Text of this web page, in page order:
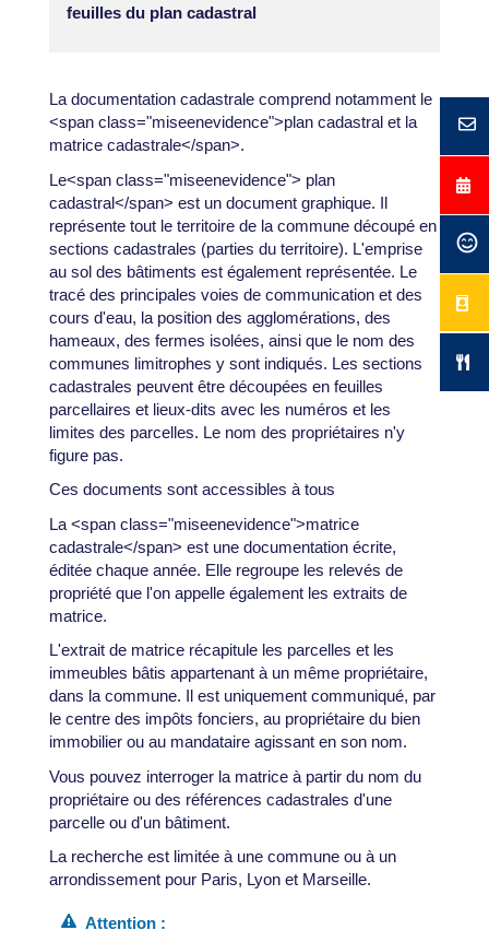
feuilles du plan cadastral
La documentation cadastrale comprend notamment le
<span class="miseenevidence">plan cadastral et la
matrice cadastrale</span>.
Le<span class="miseenevidence"> plan
cadastral</span> est un document graphique. Il
représente tout le territoire de la commune découpé en
sections cadastrales (parties du territoire). L'emprise
au sol des bâtiments est également représentée. Le
tracé des principales voies de communication et des
cours d'eau, la position des agglomérations, des
hameaux, des fermes isolées, ainsi que le nom des
communes limitrophes y sont indiqués. Les sections
cadastrales peuvent être découpées en feuilles
parcellaires et lieux-dits avec les numéros et les
limites des parcelles. Le nom des propriétaires n'y
figure pas.
Ces documents sont accessibles à tous
La <span class="miseenevidence">matrice
cadastrale</span> est une documentation écrite,
éditée chaque année. Elle regroupe les relevés de
propriété que l'on appelle également les extraits de
matrice.
L'extrait de matrice récapitule les parcelles et les
immeubles bâtis appartenant à un même propriétaire,
dans la commune. Il est uniquement communiqué, par
le centre des impôts fonciers, au propriétaire du bien
immobilier ou au mandataire agissant en son nom.
Vous pouvez interroger la matrice à partir du nom du
propriétaire ou des références cadastrales d'une
parcelle ou d'un bâtiment.
La recherche est limitée à une commune ou à un
arrondissement pour Paris, Lyon et Marseille.
Attention :